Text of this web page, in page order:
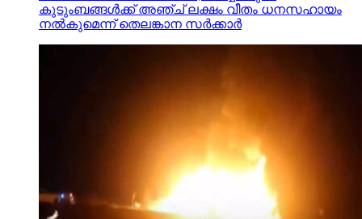
കുടുംബങ്ങള്‍ക്ക് അഞ്ച് ലക്ഷം വീതം ധനസഹായം
നല്‍കുമെന്ന് തെലങ്കാന സര്‍ക്കാര്‍